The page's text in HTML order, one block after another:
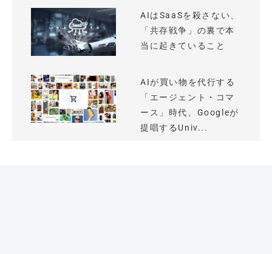
AIはSaaSを殺さない、
「共存戦争」の裏で本
当に起きていること
AIが買い物を代行する
「エージェント・コマ
ース」時代、Googleが
提唱するUniv...